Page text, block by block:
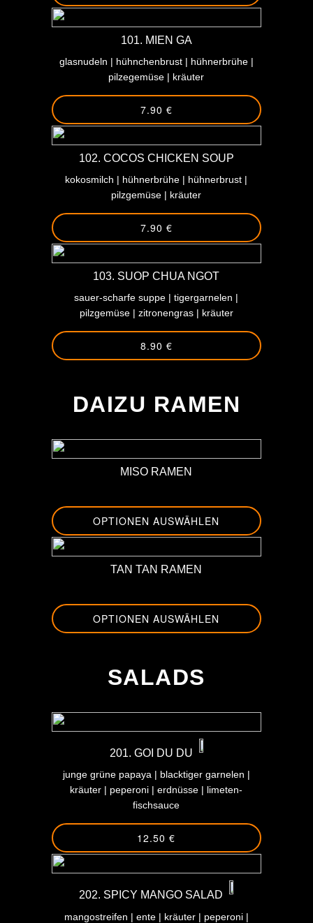
101. MIEN GA
glasnudeln | hühnchenbrust | hühnerbrühe |
pilzegemüse | kräuter
7.90 €
102. COCOS CHICKEN SOUP
kokosmilch | hühnerbrühe | hühnerbrust |
pilzgemüse | kräuter
7.90 €
103. SUOP CHUA NGOT
sauer-scharfe suppe | tigergarnelen |
pilzgemüse | zitronengras | kräuter
8.90 €
DAIZU RAMEN
MISO RAMEN
OPTIONEN AUSWÄHLEN
TAN TAN RAMEN
OPTIONEN AUSWÄHLEN
SALADS
201. GOI DU DU
junge grüne papaya | blacktiger garnelen |
kräuter | peperoni | erdnüsse | limeten-
fischsauce
12.50 €
202. SPICY MANGO SALAD
mangostreifen | ente | kräuter | peperoni |